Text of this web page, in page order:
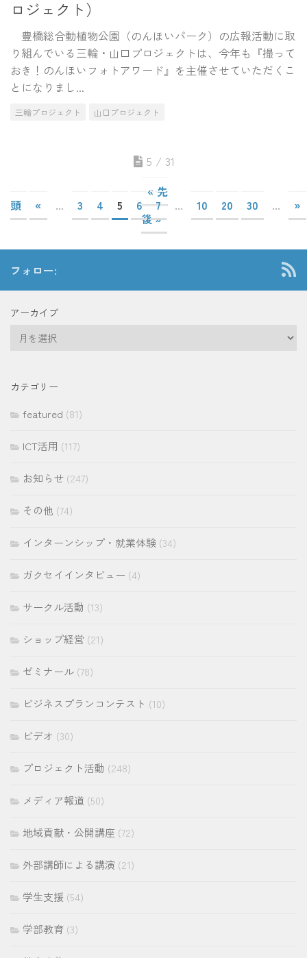
ロジェクト）
豊橋総合動植物公園（のんほいパーク）の広報活動に取
り組んでいる三輪・山口プロジェクトは、今年も『撮って
おき！のんほいフォトアワード』を主催させていただくこ
とになりまし...
三輪プロジェクト 山口プロジェクト
5 / 31
« 先
頭
« ... 3 4 5 6 7 ... 10 20 30 ...
»
後 »
フォロー:
アーカイブ
イ
カテゴリー
featured (81)
ICT活用 (117)
お知らせ (247)
その他 (74)
インターンシップ・就業体験 (34)
ガクセイインタビュー (4)
サークル活動 (13)
ショップ経営 (21)
ゼミナール (78)
ビジネスプランコンテスト (10)
ビデオ (30)
プロジェクト活動 (248)
メディア報道 (50)
地域貢献・公開講座 (72)
外部講師による講演 (21)
学生支援 (54)
学部教育 (3)